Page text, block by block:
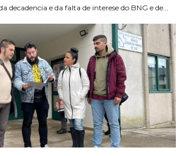
decadencia e da falta de interese do BNG e de...